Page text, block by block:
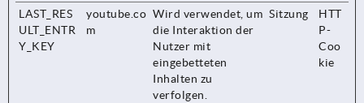
LAST_RES
ULT_ENTR
Y_KEY
youtube.co
m
Wird verwendet, um
die Interaktion der
Nutzer mit
eingebetteten
Inhalten zu
verfolgen.
Sitzung
HTT
P-
Coo
kie